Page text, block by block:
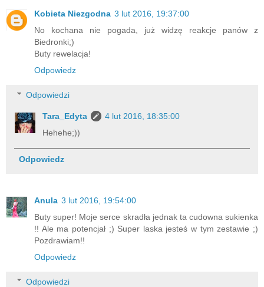
Kobieta Niezgodna 3 lut 2016, 19:37:00
No kochana nie pogada, już widzę reakcje panów z
Biedronki;)
Buty rewelacja!
Odpowiedz
Odpowiedzi
Tara_Edyta
4 lut 2016, 18:35:00
Hehehe;))
Odpowiedz
Anula 3 lut 2016, 19:54:00
Buty super! Moje serce skradła jednak ta cudowna sukienka
!! Ale ma potencjał ;) Super laska jesteś w tym zestawie ;)
Pozdrawiam!!
Odpowiedz
Odpowiedzi